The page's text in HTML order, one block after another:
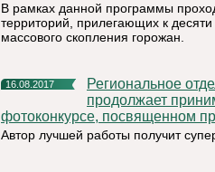
В рамках данной программы
территорий, прилегающих к
массового скопления горожан.
16.08.2017
Региональное отделение партии «Единая Россия»
продолжает
фотоконкурсе, посвященном
Автор лучшей работы получит